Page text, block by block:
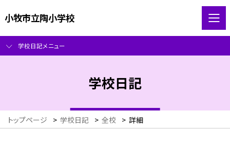
小牧市立陶小学校
学校日記メニュー
学校日記
トップページ > 学校日記 > 全校 > 詳細